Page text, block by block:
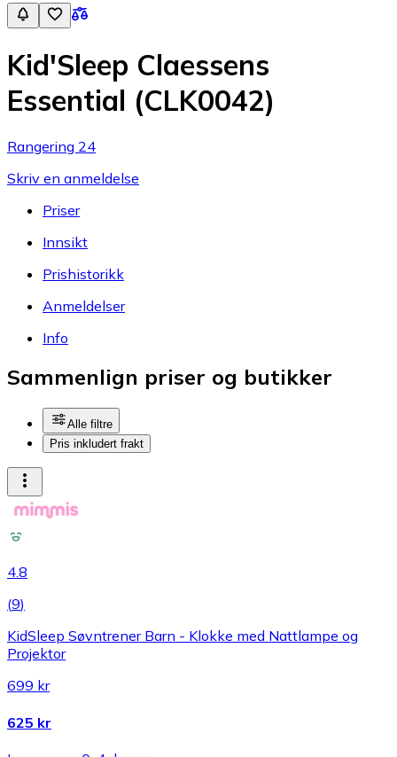
Kid'Sleep Claessens
Essential (CLK0042)
Rangering 24
Skriv en anmeldelse
Priser
Innsikt
Prishistorikk
Anmeldelser
Info
Sammenlign priser og butikker
Alle filtre
Pris inkludert frakt
4.8
(9)
KidSleep Søvntrener Barn - Klokke med Nattlampe og
Projektor
699 kr
625 kr